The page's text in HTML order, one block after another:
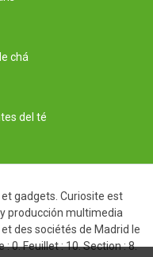
chá
del té
gadgets. Curiosite est
producción multimedia
des sociétés de Madrid le
0. Feuillet : 10. Section : 8.